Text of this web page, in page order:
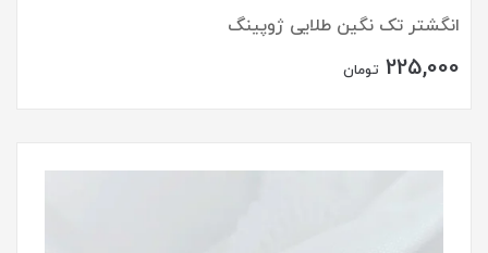
انگشتر تک نگین طلایی ژوپینگ
225,000 تومان